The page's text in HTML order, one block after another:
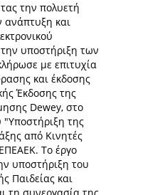
την πολυετή
ανάπτυξη και
υποστήριξη των
με επιτυχία
και έκδοσης
Έκδοσης της
Dewey, στο
"Υποστήριξη της
από Κινητές
To έργο
υποστήριξη του
Παιδείας και